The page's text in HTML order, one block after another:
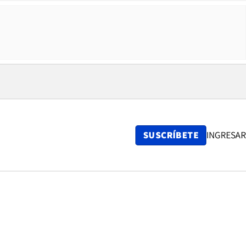
SUSCRÍBETE INGRESAR